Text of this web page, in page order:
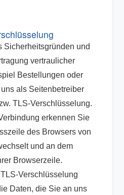
Sicherheitsgründen und
vertraulicher
Bestellungen oder
als Seitenbetreiber
TLS-Verschlüsselung.
erkennen Sie
des Browsers von
und an dem
Browserzeile.
Verschlüsselung
Daten, die Sie an uns